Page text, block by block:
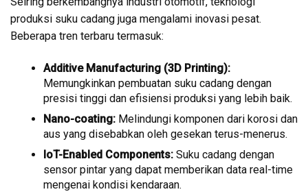
produksi suku cadang juga mengalami inovasi pesat.
Beberapa tren terbaru termasuk:
Additive Manufacturing (3D Printing):
Memungkinkan pembuatan suku cadang dengan
presisi tinggi dan efisiensi produksi yang lebih baik.
Nano-coating: Melindungi komponen dari korosi dan
aus yang disebabkan oleh gesekan terus-menerus.
IoT-Enabled Components: Suku cadang dengan
sensor pintar yang dapat memberikan data real-time
mengenai kondisi kendaraan.